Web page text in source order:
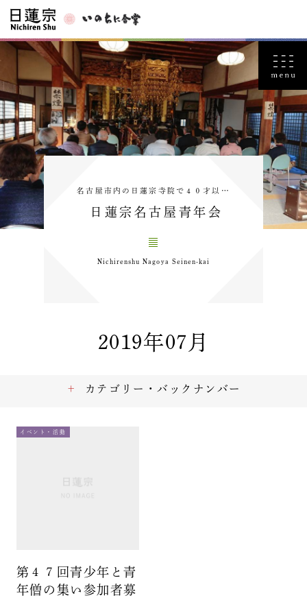
名古屋市内の日蓮宗寺院で４０才以…
日蓮宗名古屋青年会
Nichirenshu Nagoya Seinen-kai
2019年07月
イベント・活動
第４７回青少年と青
年僧の集い参加者募
カテゴリー・バックナンバー